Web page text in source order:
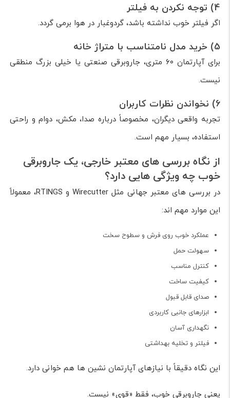
4) توجه نکردن به فیلتر
اگر فیلتر خوب نداشته باشد، گردوغبار در هوا برمی گردد.
5) خرید مدل نامتناسب با متراژ خانه
برای آپارتمان ۶۰ متری، جاروبرقی صنعتی یا خیلی بزرگ منطقی
نیست.
6) نخواندن نظرات کاربران
تجربه واقعی دیگران، مخصوصاً درباره صدا، مکش، دوام و راحتی
استفاده، بسیار مهم است.
از نگاه بررسی های معتبر خارجی، یک جاروبرقی
خوب چه ویژگی هایی دارد؟
در بررسی های معتبر جهانی مثل Wirecutter و RTINGS، معمولاً
این موارد مهم اند:
عملکرد خوب روی فرش و سطوح سخت
سهولت حمل
کنترل مناسب
کیفیت ساخت
صدای قابل قبول
ابزارهای جانبی کاربردی
نگهداری آسان
فیلتر و تخلیه بهداشتی
این نگاه دقیقاً با نیازهای آپارتمان نشین ها هم خوانی دارد.
یعنی جاروبرقی خوب، فقط «قوی» نیست.